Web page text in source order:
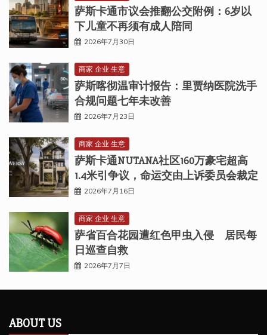
萨斯卡通市议会推翻公交附例：6岁以
下儿童不再须有成人陪同
2026年7月30日
商家 企业 生意
萨斯喀彻温审计报告：里贾纳医院洗手
合规问题七年未改善
2026年7月23日
商家 企业 生意
萨斯卡通NUTANA社区160万豪宅超高
1.4米引争议，命运交由上诉委员会裁定
2026年7月16日
商家 企业 生意
萨省百合花园遭红色甲虫入侵 居民每
日巡查自救
2026年7月7日
ABOUT US